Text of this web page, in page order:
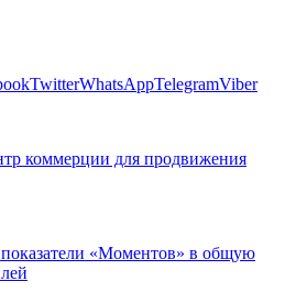
TwitterWhatsAppTelegramViber
коммерции для продвижения
«Моментов» в общую